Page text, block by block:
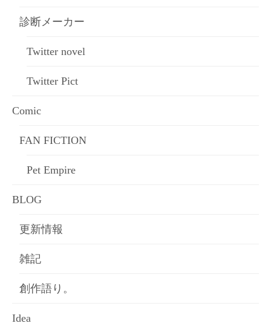
診断メーカー
Twitter novel
Twitter Pict
Comic
FAN FICTION
Pet Empire
BLOG
更新情報
雑記
創作語り。
Idea